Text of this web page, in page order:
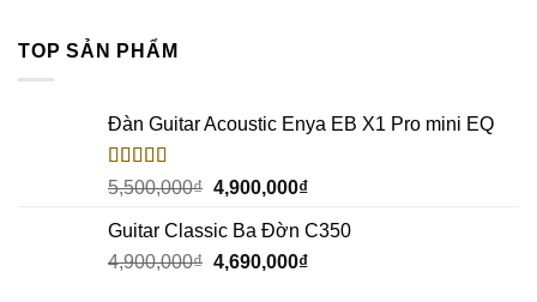
TOP SẢN PHẨM
Đàn Guitar Acoustic Enya EB X1 Pro mini EQ
Rated5.00
out of 5
5,500,000₫ 4,900,000₫
Guitar Classic Ba Đờn C350
4,900,000₫ 4,690,000₫